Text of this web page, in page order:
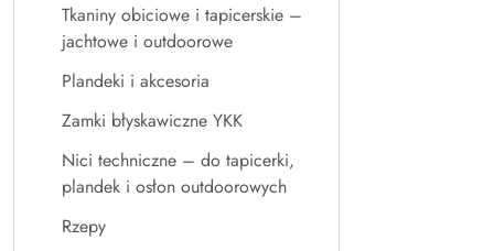
Tkaniny obiciowe i tapicerskie –
jachtowe i outdoorowe
Plandeki i akcesoria
Zamki błyskawiczne YKK
Nici techniczne – do tapicerki,
plandek i osłon outdoorowych
Rzepy